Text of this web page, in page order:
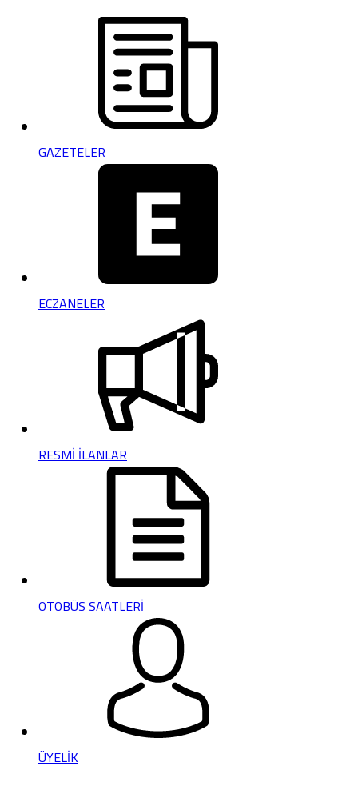
GAZETELER
ECZANELER
RESMİ İLANLAR
OTOBÜS SAATLERİ
ÜYELİK